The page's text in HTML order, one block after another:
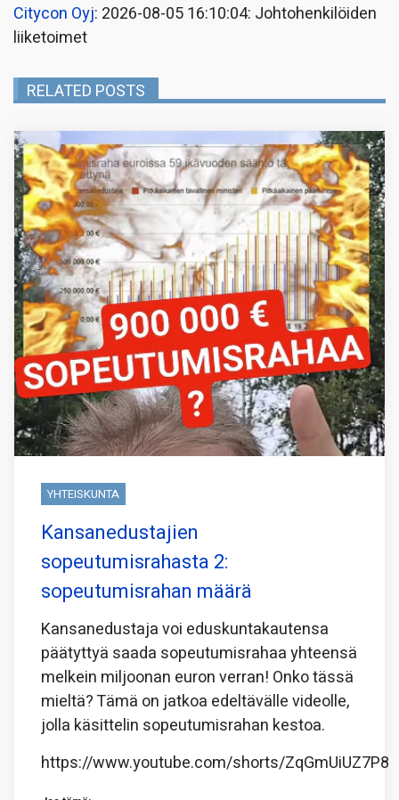
Citycon Oyj: 2026-08-05 16:10:04: Johtohenkilöiden
liiketoimet
RELATED POSTS
YHTEISKUNTA
Kansanedustajien
sopeutumisrahasta 2:
sopeutumisrahan määrä
Kansanedustaja voi eduskuntakautensa
päätyttyä saada sopeutumisrahaa yhteensä
melkein miljoonan euron verran! Onko tässä
mieltä? Tämä on jatkoa edeltävälle videolle,
jolla käsittelin sopeutumisrahan kestoa.
https://www.youtube.com/shorts/ZqGmUiUZ7P8